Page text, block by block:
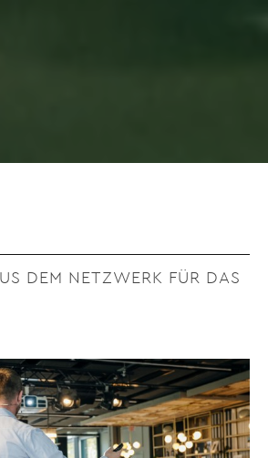
DEM NETZWERK FÜR DAS